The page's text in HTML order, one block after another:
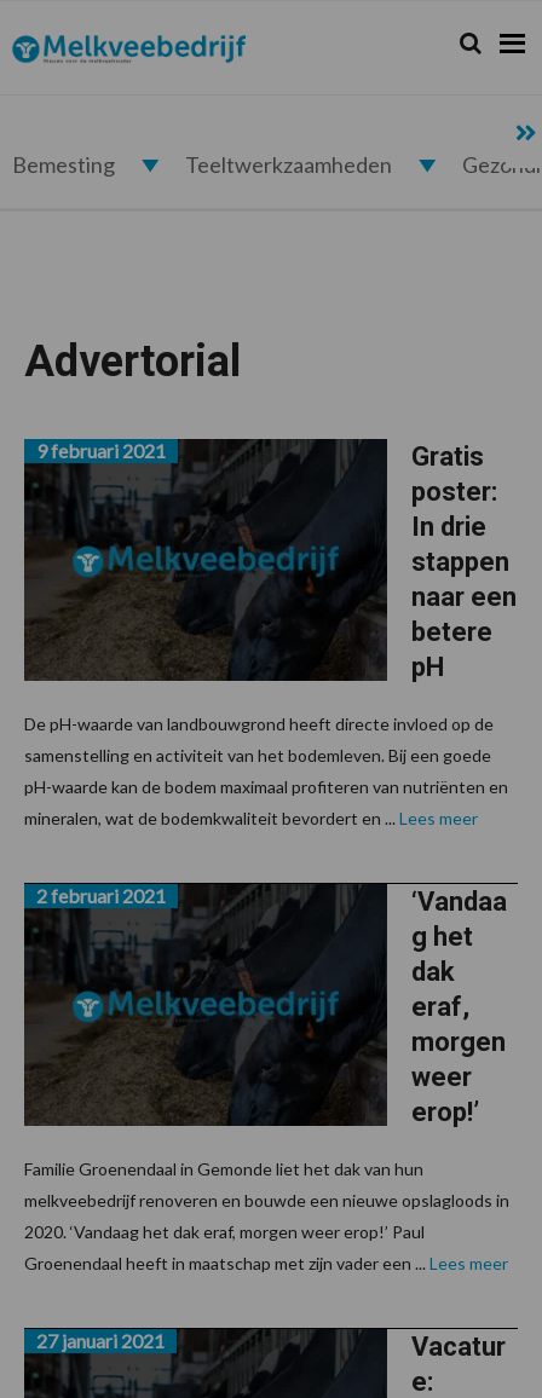
de
hoofdnavigatie
de
hoofd
de
voettekst
Melkveebedrijf.nl Zoeken...
Zoek
Bemesting Teeltwerkzaamheden
Advertorial
Gratis
poster:
In drie
stappen
naar een
betere
pH
9 februari 2021
De pH-waarde van landbouwgrond heeft directe invloed op de
samenstelling en activiteit van het bodemleven. Bij een goede
pH-waarde kan de bodem maximaal profiteren van nutriënten en
mineralen, wat de bodemkwaliteit bevordert en ... Lees meer
‘Vandaa
g het
dak
eraf,
morgen
weer
erop!’
2 februari 2021
Familie Groenendaal in Gemonde liet het dak van hun
melkveebedrijf renoveren en bouwde een nieuwe opslagloods in
2020. ‘Vandaag het dak eraf, morgen weer erop!’ Paul
Groenendaal heeft in maatschap met zijn vader een ... Lees meer
Vacatur
e:
27 januari 2021